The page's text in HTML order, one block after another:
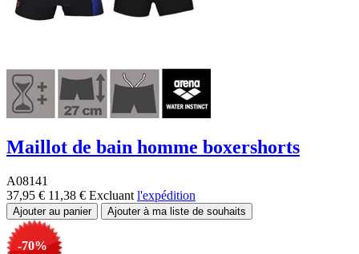
Maillot de bain homme boxershorts
A08141
37,95 € 11,38 € Excluant l'expédition
-70%